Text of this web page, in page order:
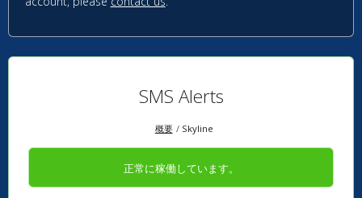
SMS Alerts
概要 Skyline
正常に稼働しています。